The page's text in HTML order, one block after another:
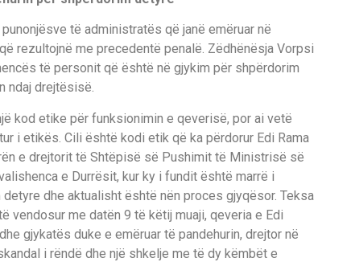
të administratës që janë emëruar në
rezultojnë me precedentë penalë. Zëdhënësja Vorpsi
të personit që është në gjykim për shpërdorim
ndaj drejtësisë.
kod etike për funksionimin e qeverisë, por ai vetë
i etikës. Cili është kodi etik që ka përdorur Edi Rama
e drejtorit të Shtëpisë së Pushimit të Ministrisë së
e Durrësit, kur ky i fundit është marrë i
dhe aktualisht është nën proces gjyqësor. Teksa
vendosur me datën 9 të këtij muaji, qeveria e Edi
gjykatës duke e emëruar të pandehurin, drejtor në
i rëndë dhe një shkelje me të dy këmbët e